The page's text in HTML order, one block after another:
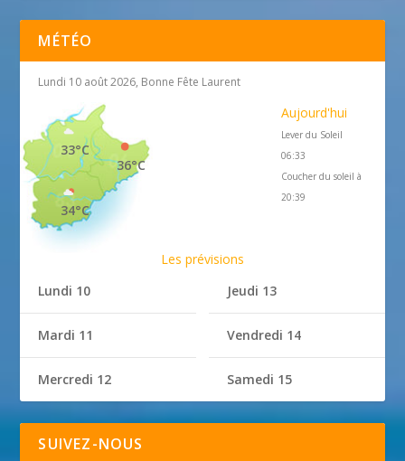
MÉTÉO
Lundi 10 août 2026, Bonne Fête Laurent
36°C
33°C
34°C
Aujourd'hui
Lever du Soleil
06:33
Coucher du soleil à
20:39
Les prévisions
Lundi 10
Mardi 11
Mercredi 12
Jeudi 13
Vendredi 14
Samedi 15
SUIVEZ-NOUS